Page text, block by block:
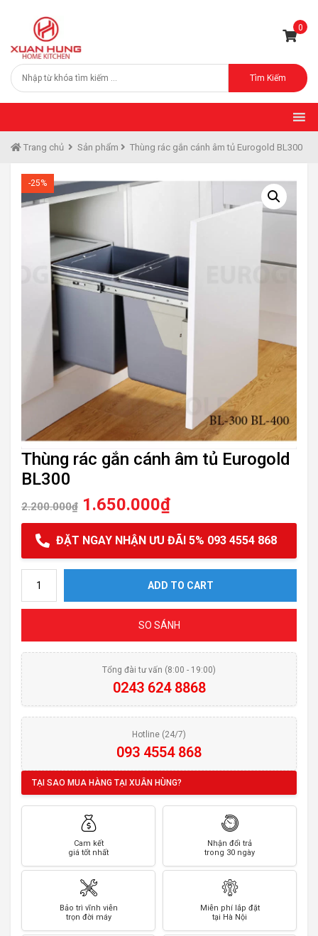
0
Tìm Kiếm
Trang chủ Sản phẩm Thùng rác gắn cánh âm tủ Eurogold BL300
-25%
Thùng rác gắn cánh âm tủ Eurogold
BL300
2.200.000₫ 1.650.000₫
ĐẶT NGAY NHẬN ƯU ĐÃI 5% 093 4554 868
ADD TO CART
SO SÁNH
Tổng đài tư vấn (8:00 - 19:00)
0243 624 8868
Hotline (24/7)
093 4554 868
TẠI SAO MUA HÀNG TẠI XUÂN HÙNG?
Cam kết
giá tốt nhất
Nhận đổi trả
trong 30 ngày
Bảo trì vĩnh viễn
trọn đời máy
Miễn phí lắp đặt
tại Hà Nội